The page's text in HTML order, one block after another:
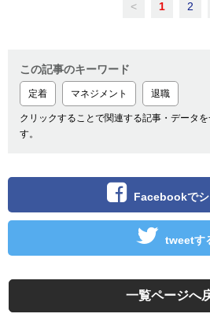
< 1 2
この記事のキーワード
定着 マネジメント 退職
クリックすることで関連する記事・データ
す。
Facebookでシ
tweetす
一覧ページへ